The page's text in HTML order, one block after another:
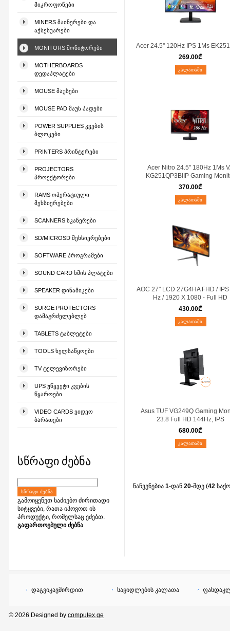
ᲛᲘᲙᲠᲝᲤᲝᲜᲔᲑᲘ
MINERS ᲛᲐᲘᲜᲔᲠᲔᲑᲘ ᲓᲐ
ᲐᲥᲡᲔᲡᲣᲐᲠᲔᲑᲘ
MONITORS ᲛᲝᲜᲘᲢᲝᲠᲔᲑᲘ
MOTHERBOARDS
ᲓᲔᲓᲐᲞᲚᲐᲢᲔᲑᲘ
MOUSE ᲛᲐᲣᲡᲔᲑᲘ
MOUSE PAD ᲛᲐᲣᲡ ᲞᲐᲓᲔᲑᲘ
POWER SUPPLIES ᲙᲕᲔᲑᲘᲡ
ᲑᲚᲝᲙᲔᲑᲘ
PRINTERS ᲞᲠᲘᲜᲢᲔᲠᲔᲑᲘ
PROJECTORS
ᲞᲠᲝᲔᲥᲢᲝᲠᲔᲑᲘ
RAMS ᲝᲞᲔᲠᲐᲢᲘᲣᲚᲘ
ᲛᲔᲮᲡᲘᲔᲠᲔᲑᲔᲑᲘ
SCANNERS ᲡᲙᲐᲜᲔᲠᲔᲑᲘ
SD/MICROSD ᲛᲔᲮᲡᲘᲔᲠᲔᲑᲔᲑᲘ
SOFTWARE ᲞᲠᲝᲒᲠᲐᲛᲔᲑᲘ
SOUND CARD ᲮᲛᲘᲡ ᲞᲚᲐᲢᲔᲑᲘ
SPEAKER ᲓᲘᲜᲐᲛᲘᲙᲔᲑᲘ
SURGE PROTECTORS
ᲓᲐᲛᲐᲒᲠᲫᲔᲚᲔᲑᲚᲔᲑ
TABLETS ᲢᲐᲑᲚᲔᲢᲔᲑᲘ
TOOLS ᲮᲔᲚᲡᲐᲬᲧᲝᲔᲑᲘ
TV ᲢᲔᲚᲔᲕᲘᲖᲝᲠᲔᲑᲘ
UPS ᲣᲬᲧᲕᲔᲢᲘ ᲙᲕᲔᲑᲘᲡ
ᲬᲧᲐᲠᲝᲔᲑᲘ
VIDEO CARDS ᲕᲘᲓᲔᲝ
ᲑᲐᲠᲐᲗᲔᲑᲘ
სწრაფი ძებნა
ᲡᲬᲠᲐᲤᲘ ᲫᲔᲑᲜᲐ
გამოიყენეთ საძიებო ძირითადი
სიტყვები, რათა იპოვოთ ის
პროდუქტი, რომელსაც ეძებთ.
გაფართოებული ძებნა
Acer 24.5'' 120Hz IPS 1Ms
269.00₾
ᲙᲐᲚᲐᲗᲐᲨᲘ
Acer Nitro 24.5" 180Hz 1Ms
KG251QP3BIIP Gaming
370.00₾
ᲙᲐᲚᲐᲗᲐᲨᲘ
AOC 27" LCD 27G4HA FHD /
Hz / 1920 X 1080 - Full HD
430.00₾
ᲙᲐᲚᲐᲗᲐᲨᲘ
Asus TUF VG249Q Gaming
23.8 Full HD 144Hz, IPS
680.00₾
ᲙᲐᲚᲐᲗᲐᲨᲘ
ნაჩვენებია 1-დან 20-მდე (42
დაგვიკავშირდით საყიდლების კალათა
© 2026 Designed by computex.ge